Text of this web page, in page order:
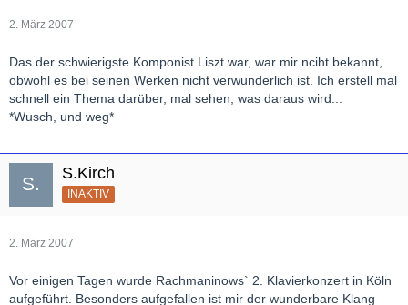
2. März 2007
Das der schwierigste Komponist Liszt war, war mir nciht bekannt,
obwohl es bei seinen Werken nicht verwunderlich ist. Ich erstell mal
schnell ein Thema darüber, mal sehen, was daraus wird...
*Wusch, und weg*
S.Kirch
INAKTIV
2. März 2007
Vor einigen Tagen wurde Rachmaninows` 2. Klavierkonzert in Köln
aufgeführt. Besonders aufgefallen ist mir der wunderbare Klang